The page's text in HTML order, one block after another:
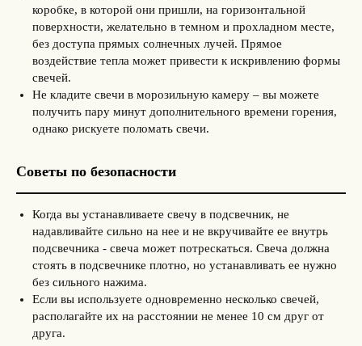
коробке, в которой они пришли, на горизонтальной
поверхности, желательно в темном и прохладном месте,
без доступа прямых солнечных лучей. Прямое
воздействие тепла может привести к искривлению формы
свечей.
Не кладите свечи в морозильную камеру – вы можете
получить пару минут дополнительного времени горения,
однако рискуете поломать свечи.
Советы по безопасности
Когда вы устанавливаете свечу в подсвечник, не
надавливайте сильно на нее и не вкручивайте ее внутрь
подсвечника - свеча может потрескаться. Свеча должна
стоять в подсвечнике плотно, но устанавливать ее нужно
без сильного нажима.
Если вы используете одновременно несколько свечей,
располагайте их на расстоянии не менее 10 см друг от
друга.